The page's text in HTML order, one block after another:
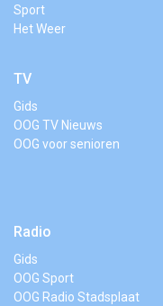
Sport
Het Weer
TV
Gids
OOG TV Nieuws
OOG voor senioren
Radio
Gids
OOG Sport
OOG Radio Stadsplaat